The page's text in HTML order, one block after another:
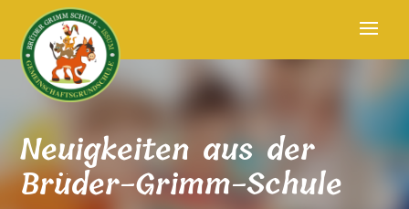
Neuigkeiten aus der
Brüder-Grimm-Schule